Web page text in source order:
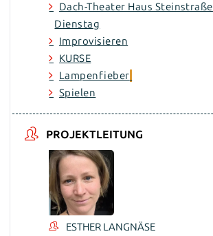
Dach-Theater Haus Steinstraße
Dienstag
Improvisieren
KURSE
Lampenfieber
Spielen
PROJEKTLEITUNG
ESTHER LANGNÄSE